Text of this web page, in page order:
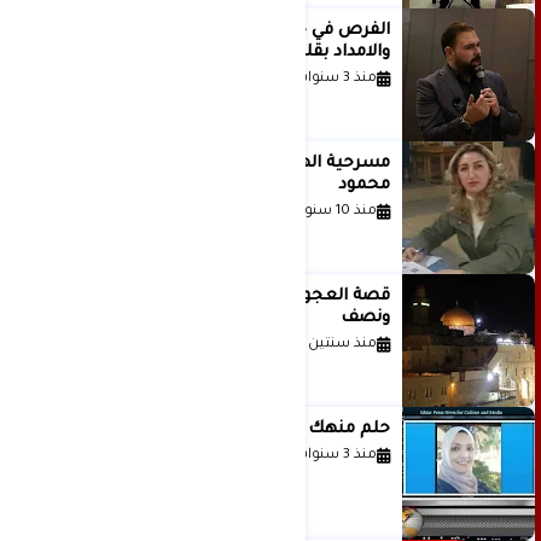
والامداد بقلم د. عبادة دعدوش
منذ 3 سنوات
مسرحية الهمزة للمبدعة الاستاذة غادة
محمود
منذ 10 سنوات
قصة العجول الحمراء والانتظار عاما
ونصف
منذ سنتين
حلم منهك للشاعرة رانيا فخري موسى
منذ 3 سنوات